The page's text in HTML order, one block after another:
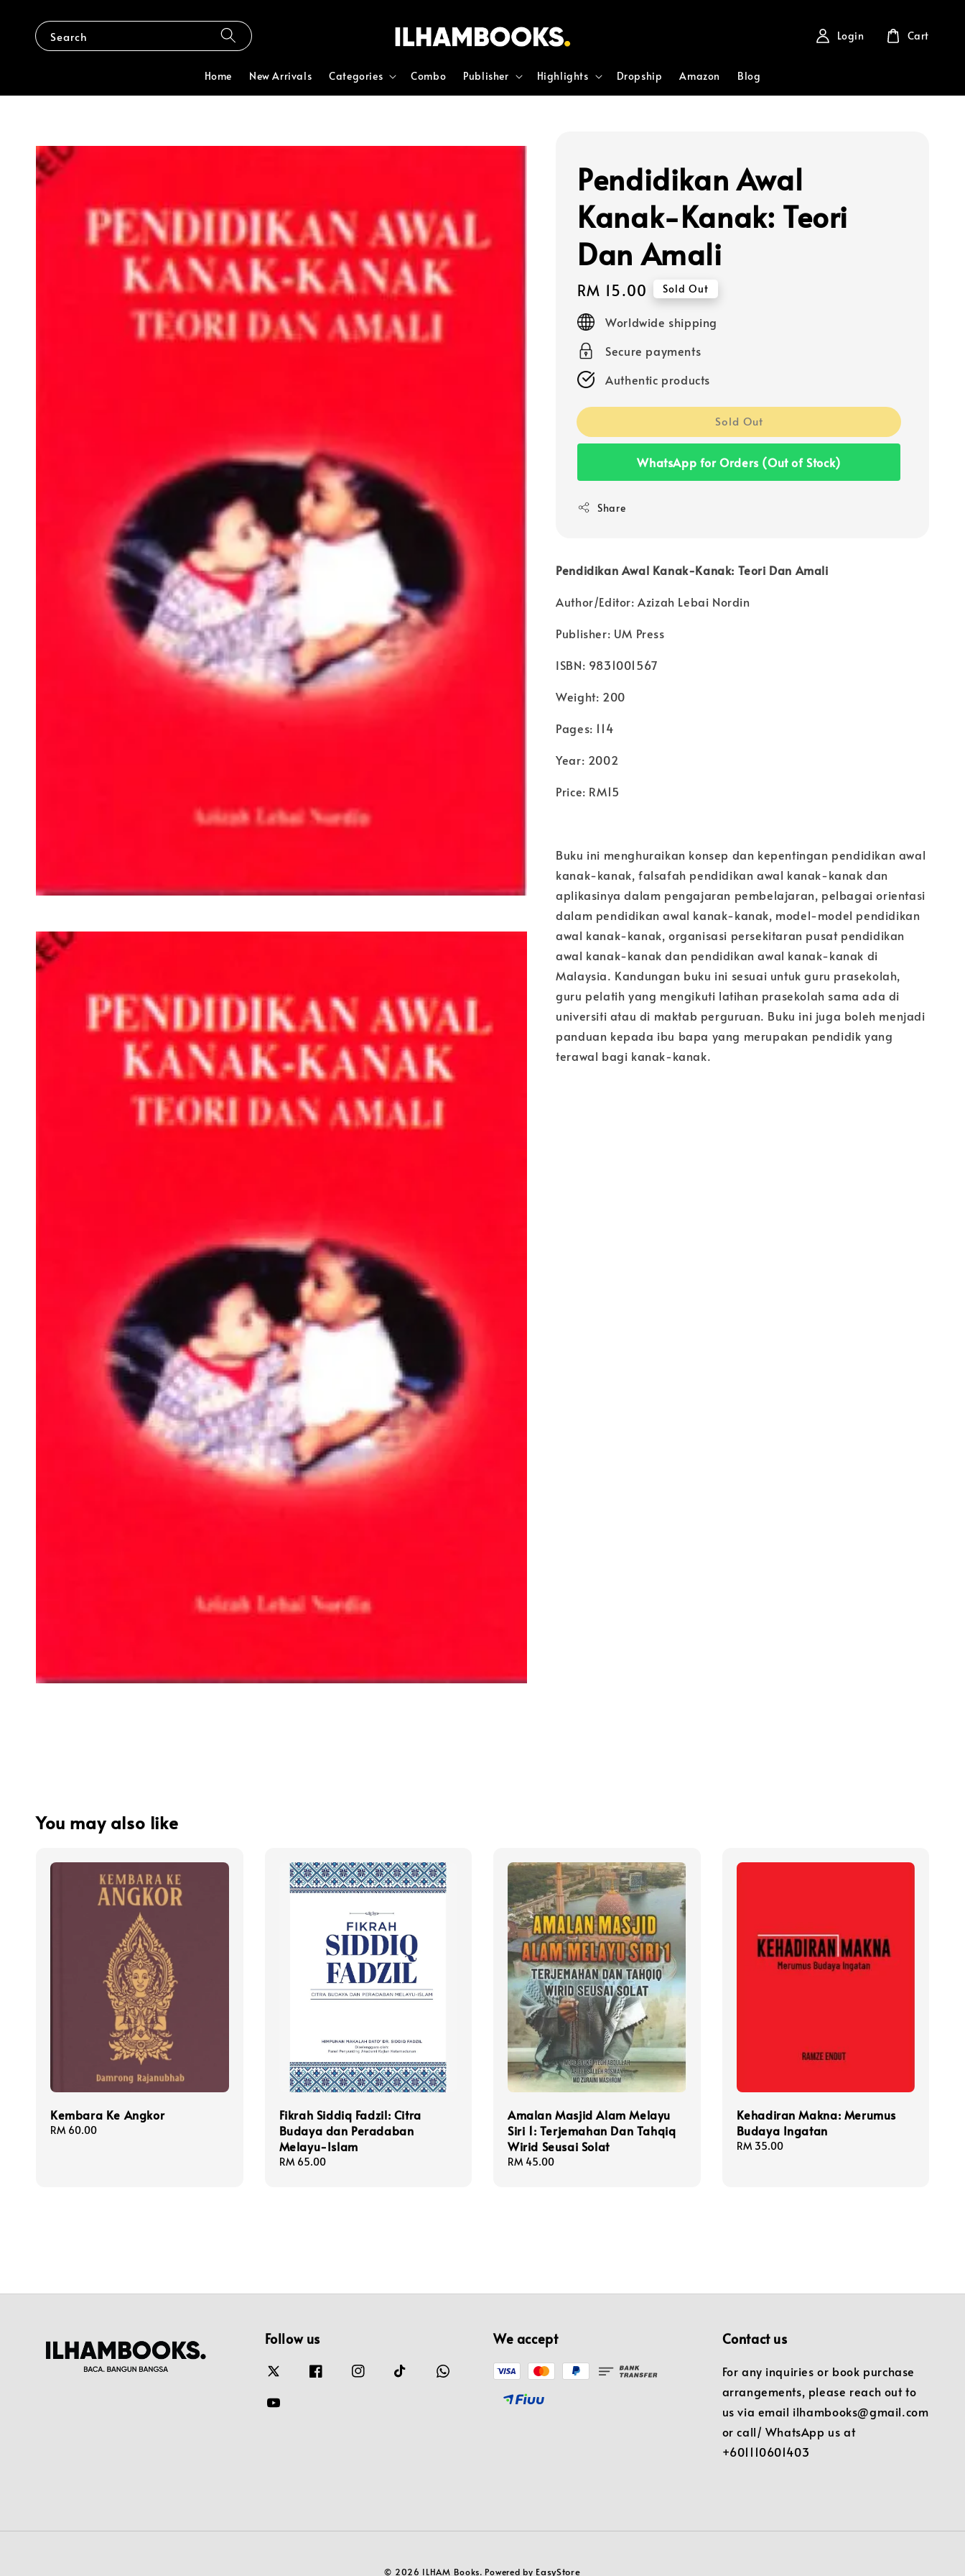
Search
Home New Arrivals Categories Combo Publisher Highlights Dropship Amazon Blog
Login Cart
Pendidikan Awal
Kanak-Kanak: Teori
Dan Amali
Regular
price
RM 15.00 Sold Out
Worldwide shipping
Secure payments
Authentic products
Sold Out
WhatsApp for Orders (Out of Stock)
Share
Pendidikan Awal Kanak-Kanak: Teori Dan Amali
Author/Editor: Azizah Lebai Nordin
Publisher: UM Press
ISBN: 9831001567
Weight: 200
Pages: 114
Year: 2002
Price: RM15
Buku ini menghuraikan konsep dan kepentingan pendidikan awal
kanak-kanak, falsafah pendidikan awal kanak-kanak dan
aplikasinya dalam pengajaran pembelajaran, pelbagai orientasi
dalam pendidikan awal kanak-kanak, model-model pendidikan
awal kanak-kanak, organisasi persekitaran pusat pendidikan
awal kanak-kanak dan pendidikan awal kanak-kanak di
Malaysia. Kandungan buku ini sesuai untuk guru prasekolah,
guru pelatih yang mengikuti latihan prasekolah sama ada di
universiti atau di maktab perguruan. Buku ini juga boleh menjadi
panduan kepada ibu bapa yang merupakan pendidik yang
terawal bagi kanak-kanak.
You may also like
Kembara Ke Angkor
Regular
RM 60.00
Fikrah Siddiq Fadzil: Citra
Budaya dan Peradaban
Melayu-Islam
Regular
RM 65.00
Amalan Masjid Alam Melayu
Siri 1: Terjemahan Dan Tahqiq
Wirid Seusai Solat
Regular
RM 45.00
Kehadiran Makna: Merumus
Budaya Ingatan
Regular
RM 35.00
Follow us We accept Contact us
For any inquiries or book purchase
arrangements, please reach out to
us via email ilhambooks@gmail.com
or call/ WhatsApp us at
+601110601403
© 2026 ILHAM Books. Powered by EasyStore